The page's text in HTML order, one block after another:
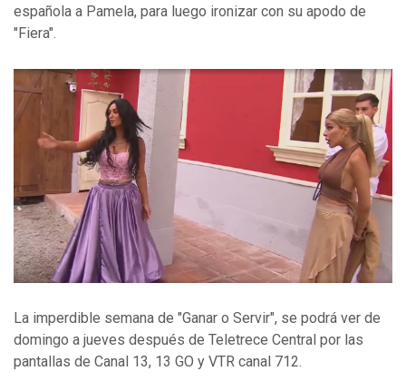
española a Pamela, para luego ironizar con su apodo de
"Fiera".
La imperdible semana de "Ganar o Servir", se podrá ver de
domingo a jueves después de Teletrece Central por las
pantallas de Canal 13, 13 GO y VTR canal 712.